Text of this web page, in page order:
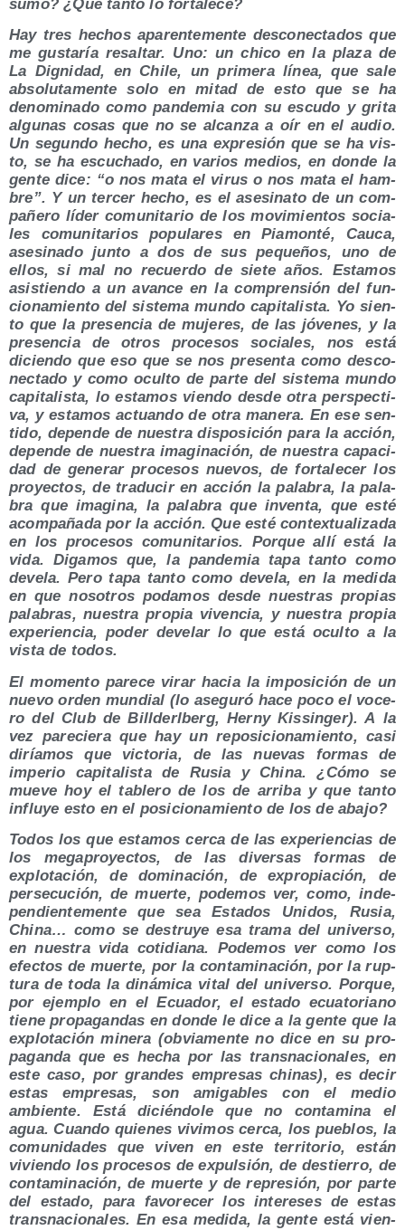
su­mo? ¿Qué tan­to lo fortalece?
Hay tres hechos apa­ren­te­men­te des­co­nec­ta­dos que
me gus­ta­ría resal­tar. Uno: un chi­co en la pla­za de
La Dig­ni­dad, en Chi­le, un pri­me­ra línea, que sale
abso­lu­ta­men­te solo en mitad de esto que se ha
deno­mi­na­do como pan­de­mia con su escu­do y gri­ta
algu­nas cosas que no se alcan­za a oír en el audio.
Un segun­do hecho, es una expre­sión que se ha vis­
to, se ha escu­cha­do, en varios medios, en don­de la
gen­te dice: “o nos mata el virus o nos mata el ham­
bre”. Y un ter­cer hecho, es el ase­si­na­to de un com­
pa­ñe­ro líder comu­ni­ta­rio de los movi­mien­tos socia­
les comu­ni­ta­rios popu­la­res en Pia­mon­té, Cau­ca,
ase­si­na­do jun­to a dos de sus peque­ños, uno de
ellos, si mal no recuer­do de sie­te años. Esta­mos
asis­tien­do a un avan­ce en la com­pren­sión del fun­
cio­na­mien­to del sis­te­ma mun­do capi­ta­lis­ta. Yo sien­
to que la pre­sen­cia de muje­res, de las jóve­nes, y la
pre­sen­cia de otros pro­ce­sos socia­les, nos está
dicien­do que eso que se nos pre­sen­ta como des­co­
nec­ta­do y como ocul­to de par­te del sis­te­ma mun­do
capi­ta­lis­ta, lo esta­mos vien­do des­de otra pers­pec­ti­
va, y esta­mos actuan­do de otra mane­ra. En ese sen­
ti­do, depen­de de nues­tra dis­po­si­ción para la acción,
depen­de de nues­tra ima­gi­na­ción, de nues­tra capa­ci­
dad de gene­rar pro­ce­sos nue­vos, de for­ta­le­cer los
pro­yec­tos, de tra­du­cir en acción la pala­bra, la pala­
bra que ima­gi­na, la pala­bra que inven­ta, que esté
acom­pa­ña­da por la acción. Que esté con­tex­tua­li­za­da
en los pro­ce­sos comu­ni­ta­rios. Por­que allí está la
vida. Diga­mos que, la pan­de­mia tapa tan­to como
deve­la. Pero tapa tan­to como deve­la, en la medi­da
en que noso­tros poda­mos des­de nues­tras pro­pias
pala­bras, nues­tra pro­pia viven­cia, y nues­tra pro­pia
expe­rien­cia, poder deve­lar lo que está ocul­to a la
vis­ta de todos.
El momen­to pare­ce virar hacia la impo­si­ción de un
nue­vo orden mun­dial (lo ase­gu­ró hace poco el voce­
ro del Club de Bill­derl­berg, Herny Kis­sin­ger). A la
vez pare­cie­ra que hay un repo­si­cio­na­mien­to, casi
diría­mos que vic­to­ria, de las nue­vas for­mas de
impe­rio capi­ta­lis­ta de Rusia y Chi­na. ¿Cómo se
mue­ve hoy el table­ro de los de arri­ba y que tan­to
influ­ye esto en el posi­cio­na­mien­to de los de abajo?
Todos los que esta­mos cer­ca de las expe­rien­cias de
los mega­pro­yec­tos, de las diver­sas for­mas de
explo­ta­ción, de domi­na­ción, de expro­pia­ción, de
per­se­cu­ción, de muer­te, pode­mos ver, como, inde­
pen­dien­te­men­te que sea Esta­dos Uni­dos, Rusia,
Chi­na… como se des­tru­ye esa tra­ma del uni­ver­so,
en nues­tra vida coti­dia­na. Pode­mos ver como los
efec­tos de muer­te, por la con­ta­mi­na­ción, por la rup­
tu­ra de toda la diná­mi­ca vital del uni­ver­so. Por­que,
por ejem­plo en el Ecua­dor, el esta­do ecua­to­riano
tie­ne pro­pa­gan­das en don­de le dice a la gen­te que la
explo­ta­ción mine­ra (obvia­men­te no dice en su pro­
pa­gan­da que es hecha por las trans­na­cio­na­les, en
este caso, por gran­des empre­sas chi­nas), es decir
estas empre­sas, son ami­ga­bles con el medio
ambien­te. Está dicién­do­le que no con­ta­mi­na el
agua. Cuan­do quie­nes vivi­mos cer­ca, los pue­blos, la
comu­ni­da­des que viven en este terri­to­rio, están
vivien­do los pro­ce­sos de expul­sión, de des­tie­rro, de
con­ta­mi­na­ción, de muer­te y de repre­sión, por par­te
del esta­do, para favo­re­cer los intere­ses de estas
trans­na­cio­na­les. En esa medi­da, la gen­te está vien­